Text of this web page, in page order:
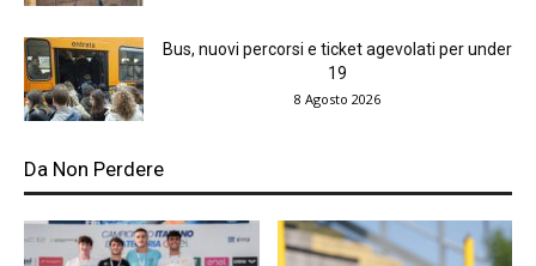
Bus, nuovi percorsi e ticket agevolati per under
19
8 Agosto 2026
Da Non Perdere